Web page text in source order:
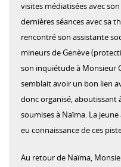
visites médiatisées avec
dernières séances avec sa
rencontré son assistante
mineurs de Genève
son inquiétude à Monsieur
semblait avoir un bon lien
donc organisé, aboutissant
soumises à Naïma. La
eu connaissance de ces
Au retour de Naïma,